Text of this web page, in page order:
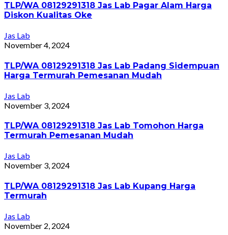
TLP/WA 08129291318 Jas Lab Pagar Alam Harga
Diskon Kualitas Oke
Jas Lab
November 4, 2024
TLP/WA 08129291318 Jas Lab Padang Sidempuan
Harga Termurah Pemesanan Mudah
Jas Lab
November 3, 2024
TLP/WA 08129291318 Jas Lab Tomohon Harga
Termurah Pemesanan Mudah
Jas Lab
November 3, 2024
TLP/WA 08129291318 Jas Lab Kupang Harga
Termurah
Jas Lab
November 2, 2024